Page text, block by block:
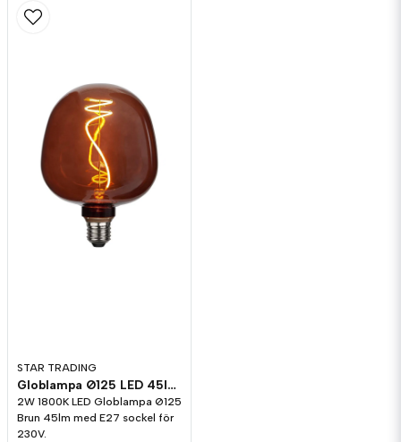
STAR TRADING
Globlampa Ø125 LED 45lm E27 Brun 1800K
2W 1800K LED Globlampa Ø125
Brun 45lm med E27 sockel för
230V.